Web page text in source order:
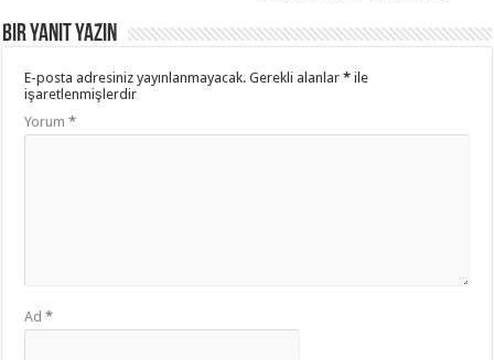
Bir yanıt yazın
E-posta adresiniz yayınlanmayacak. Gerekli alanlar* ile
işaretlenmişlerdir
Yorum*
Ad*